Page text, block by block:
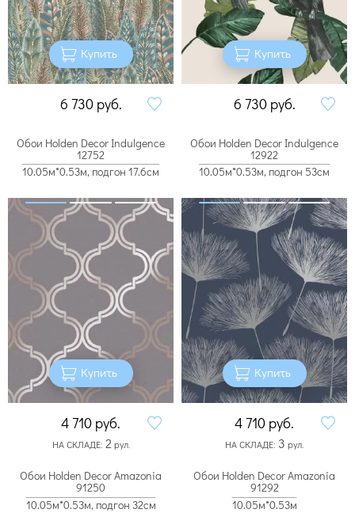
Купить
6 730 руб.
Купить
6 730 руб.
Обои Holden Decor Indulgence
12752
10.05м*0.53м, подгон 17.6см
Купить
4 710 руб.
НА СКЛАДЕ: 2 рул.
Обои Holden Decor Indulgence
12922
10.05м*0.53м, подгон 53см
Купить
4 710 руб.
НА СКЛАДЕ: 3 рул.
Обои Holden Decor Amazonia
91250
10.05м*0.53м, подгон 32см
Обои Holden Decor Amazonia
91292
10.05м*0.53м